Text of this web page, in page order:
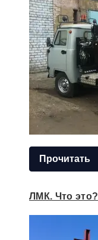
Прочитать
ЛМК. Что это?